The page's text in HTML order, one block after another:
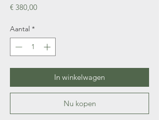
€ 380,00Prijs
Aantal *
In winkelwagen
Nu kopen